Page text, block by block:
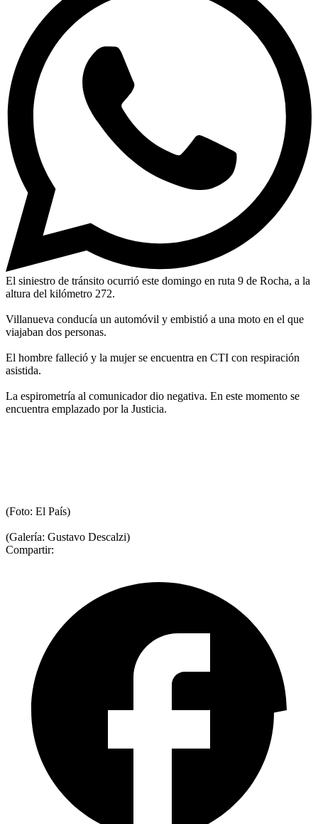
El siniestro de tránsito ocurrió este domingo en ruta 9 de Rocha, a la
altura del kilómetro 272.
Villanueva conducía un automóvil y embistió a una moto en el que
viajaban dos personas.
El hombre falleció y la mujer se encuentra en CTI con respiración
asistida.
La espirometría al comunicador dio negativa. En este momento se
encuentra emplazado por la Justicia.
(Foto: El País)
(Galería: Gustavo Descalzi)
Compartir: